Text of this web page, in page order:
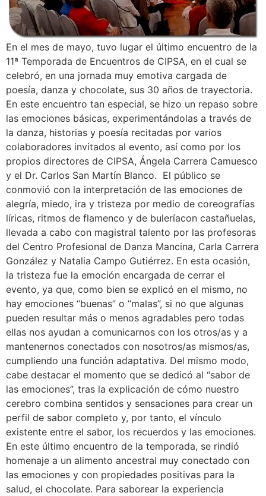
En el mes de mayo, tuvo lugar el último encuentro de la
11ª Temporada de Encuentros de CIPSA, en el cual se
celebró, en una jornada muy emotiva cargada de
poesía, danza y chocolate, sus 30 años de trayectoria.
En este encuentro tan especial, se hizo un repaso sobre
las emociones básicas, experimentándolas a través de
la danza, historias y poesía recitadas por varios
colaboradores invitados al evento, así como por los
propios directores de CIPSA, Ángela Carrera Camuesco
y el Dr. Carlos San Martín Blanco. El público se
conmovió con la interpretación de las emociones de
alegría, miedo, ira y tristeza por medio de coreografías
líricas, ritmos de flamenco y de buleríacon castañuelas,
llevada a cabo con magistral talento por las profesoras
del Centro Profesional de Danza Mancina, Carla Carrera
González y Natalia Campo Gutiérrez. En esta ocasión,
la tristeza fue la emoción encargada de cerrar el
evento, ya que, como bien se explicó en el mismo, no
hay emociones “buenas” o “malas”, si no que algunas
pueden resultar más o menos agradables pero todas
ellas nos ayudan a comunicarnos con los otros/as y a
mantenernos conectados con nosotros/as mismos/as,
cumpliendo una función adaptativa. Del mismo modo,
cabe destacar el momento que se dedicó al “sabor de
las emociones”, tras la explicación de cómo nuestro
cerebro combina sentidos y sensaciones para crear un
perfil de sabor completo y, por tanto, el vínculo
existente entre el sabor, los recuerdos y las emociones.
En este último encuentro de la temporada, se rindió
homenaje a un alimento ancestral muy conectado con
las emociones y con propiedades positivas para la
salud, el chocolate. Para saborear la experiencia